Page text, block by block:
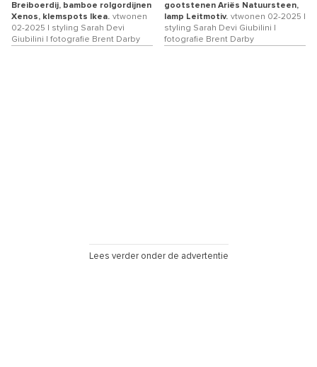
Breiboerdij, bamboe rolgordijnen
Xenos, klemspots Ikea. vtwonen
02-2025 | styling Sarah Devi
Giubilini | fotografie Brent Darby
gootstenen Ariës Natuursteen,
lamp Leitmotiv. vtwonen 02-2025 |
styling Sarah Devi Giubilini |
fotografie Brent Darby
Lees verder onder de advertentie